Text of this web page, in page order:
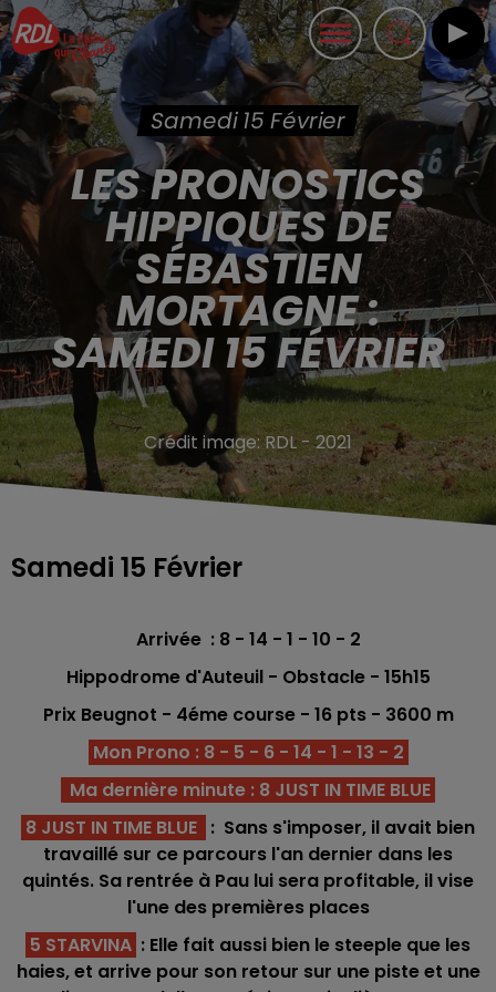
Samedi 15 Février
LES PRONOSTICS
HIPPIQUES DE
SÉBASTIEN
MORTAGNE :
SAMEDI 15 FÉVRIER
Crédit image:RDL - 2021
Samedi 15 Février
Arrivée : 8 - 14 - 1 - 10 - 2
Hippodrome d'Auteuil - Obstacle - 15h15
Prix Beugnot - 4éme course - 16 pts - 3600 m
Mon Prono : 8 - 5 - 6 - 14 - 1 - 13 - 2
Ma dernière minute : 8 JUST IN TIME BLUE
8 JUST IN TIME BLUE : Sans s'imposer, il avait bien
travaillé sur ce parcours l'an dernier dans les
quintés. Sa rentrée à Pau lui sera profitable, il vise
l'une des premières places
5 STARVINA : Elle fait aussi bien le steeple que les
haies, et arrive pour son retour sur une piste et une